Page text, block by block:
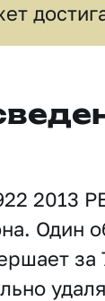
2013
Один
за